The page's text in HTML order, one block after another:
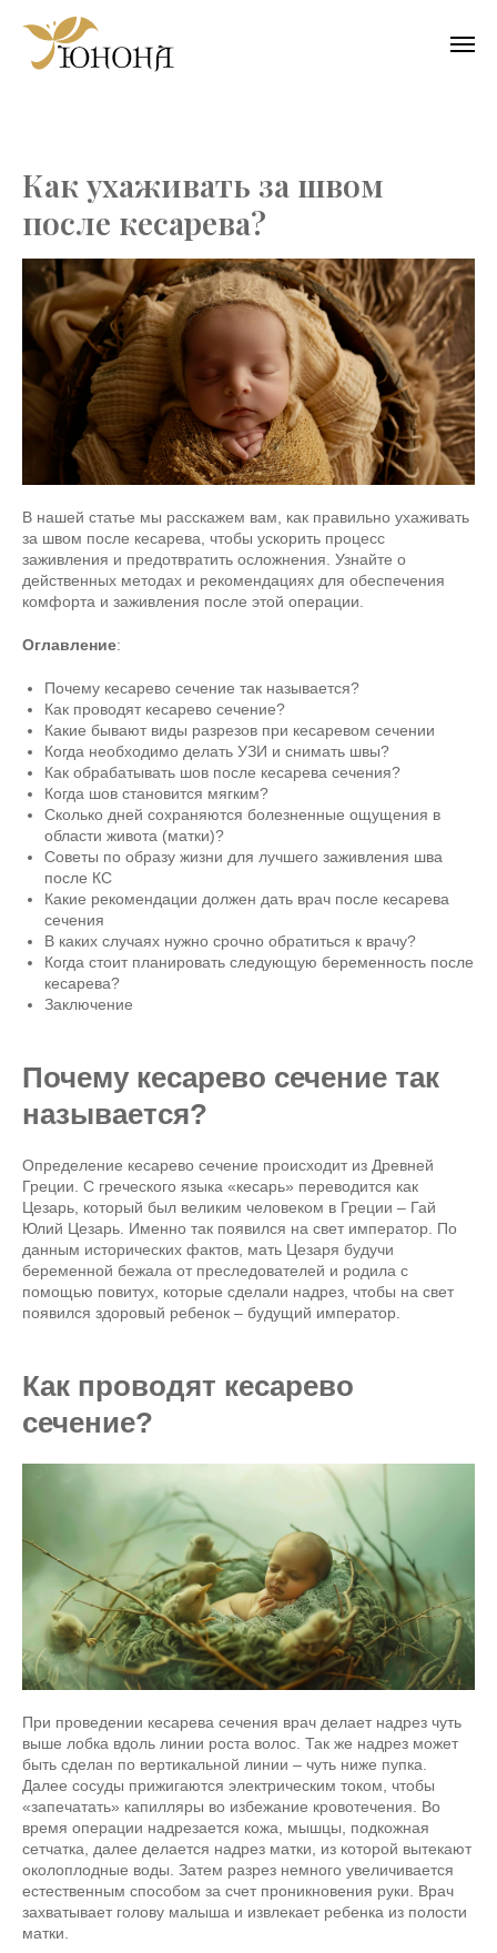
Как ухаживать за швом
после кесарева?
В нашей статье мы расскажем вам, как правильно ухаживать
за швом после кесарева, чтобы ускорить процесс
заживления и предотвратить осложнения. Узнайте о
действенных методах и рекомендациях для обеспечения
комфорта и заживления после этой операции.
Оглавление:
Почему кесарево сечение так называется?
Как проводят кесарево сечение?
Какие бывают виды разрезов при кесаревом сечении
Когда необходимо делать УЗИ и снимать швы?
Как обрабатывать шов после кесарева сечения?
Когда шов становится мягким?
Сколько дней сохраняются болезненные ощущения в
области живота (матки)?
Советы по образу жизни для лучшего заживления шва
после КС
Какие рекомендации должен дать врач после кесарева
сечения
В каких случаях нужно срочно обратиться к врачу?
Когда стоит планировать следующую беременность после
кесарева?
Заключение
Почему кесарево сечение так
называется?
Определение кесарево сечение происходит из Древней
Греции. С греческого языка «кесарь» переводится как
Цезарь, который был великим человеком в Греции – Гай
Юлий Цезарь. Именно так появился на свет император. По
данным исторических фактов, мать Цезаря будучи
беременной бежала от преследователей и родила с
помощью повитух, которые сделали надрез, чтобы на свет
появился здоровый ребенок – будущий император.
Как проводят кесарево
сечение?
При проведении кесарева сечения врач делает надрез чуть
выше лобка вдоль линии роста волос. Так же надрез может
быть сделан по вертикальной линии – чуть ниже пупка.
Далее сосуды прижигаются электрическим током, чтобы
«запечатать» капилляры во избежание кровотечения. Во
время операции надрезается кожа, мышцы, подкожная
сетчатка, далее делается надрез матки, из которой вытекают
околоплодные воды. Затем разрез немного увеличивается
естественным способом за счет проникновения руки. Врач
захватывает голову малыша и извлекает ребенка из полости
матки.